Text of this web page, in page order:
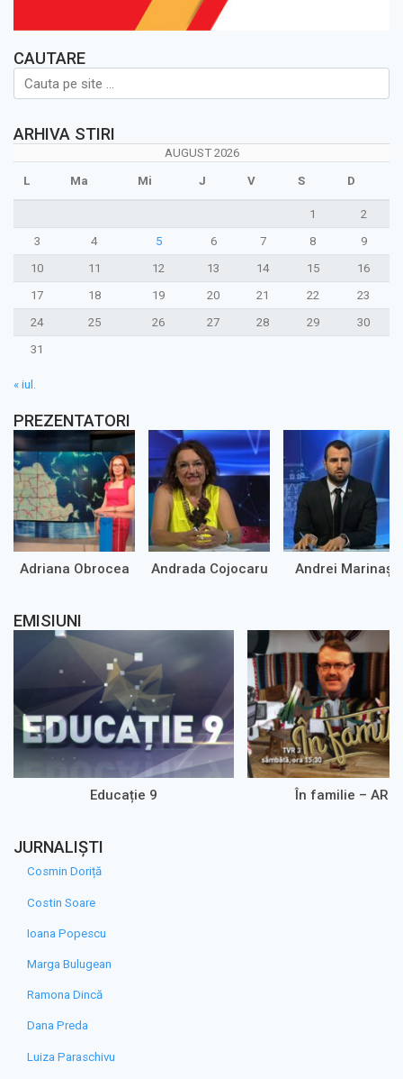
CAUTARE
ARHIVA STIRI
AUGUST 2026
L Ma Mi J V S D
1
2
3
4 5 6 7 8
9
10
11 12 13 14 15
16
17
18 19 20 21 22
23
24
25 26 27 28 29
30
31
« iul.
PREZENTATORI
Adriana Obrocea Andrada Cojocaru Andrei Marinaș
EMISIUNI
Educație 9 În familie –
JURNALIȘTI
Cosmin Doriță
Costin Soare
Ioana Popescu
Marga Bulugean
Ramona Dincă
Dana Preda
Luiza Paraschivu